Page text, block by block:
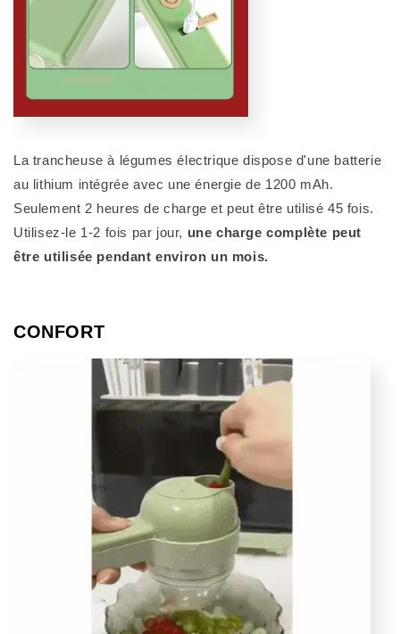
La trancheuse à légumes électrique dispose d'une batterie
au lithium intégrée avec une énergie de 1200 mAh.
Seulement 2 heures de charge et peut être utilisé 45 fois.
Utilisez-le 1-2 fois par jour, une charge complète peut
être utilisée pendant environ un mois.
CONFORT